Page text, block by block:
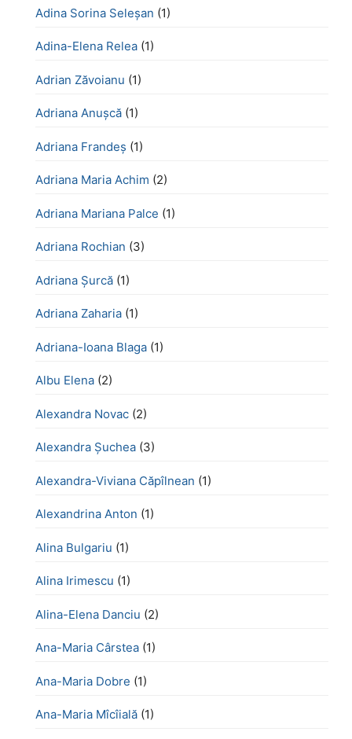
Adina Sorina Seleșan (1)
Adina-Elena Relea (1)
Adrian Zăvoianu (1)
Adriana Anușcă (1)
Adriana Frandeș (1)
Adriana Maria Achim (2)
Adriana Mariana Palce (1)
Adriana Rochian (3)
Adriana Șurcă (1)
Adriana Zaharia (1)
Adriana-Ioana Blaga (1)
Albu Elena (2)
Alexandra Novac (2)
Alexandra Șuchea (3)
Alexandra-Viviana Căpîlnean (1)
Alexandrina Anton (1)
Alina Bulgariu (1)
Alina Irimescu (1)
Alina-Elena Danciu (2)
Ana-Maria Cârstea (1)
Ana-Maria Dobre (1)
Ana-Maria Mîcîială (1)